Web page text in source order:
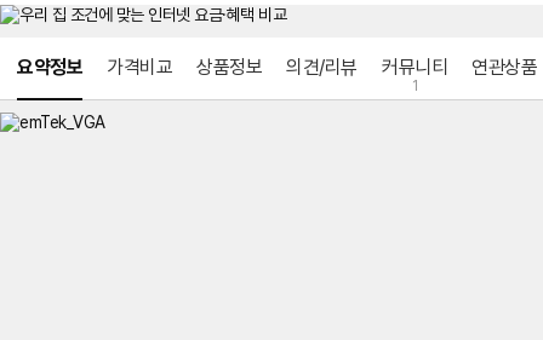
요약정보 가격비교 상품정보 의견/리뷰 커뮤니티
1
연관상품